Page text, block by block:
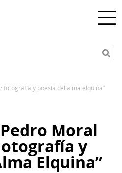
fotografía y poesía del alma elquina”
Moral
y
Elquina”